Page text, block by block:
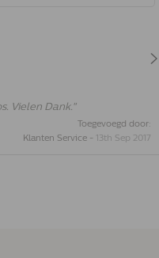
Vielen Dank."
Toegevoegd door:
Klanten Service - 13th Sep 2017